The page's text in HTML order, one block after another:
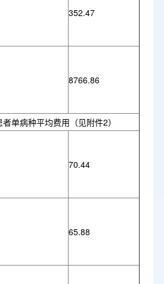
352.47
8766.86
单病种平均费用（见附件2）
70.44
65.88